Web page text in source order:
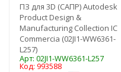
ПЗ для 3D (САПР) Autodesk
Product Design &
Manufacturing Collection IC
Commercia (02JI1-WW6361-
L257)
Арт: 02JI1-WW6361-L257
Код: 993588